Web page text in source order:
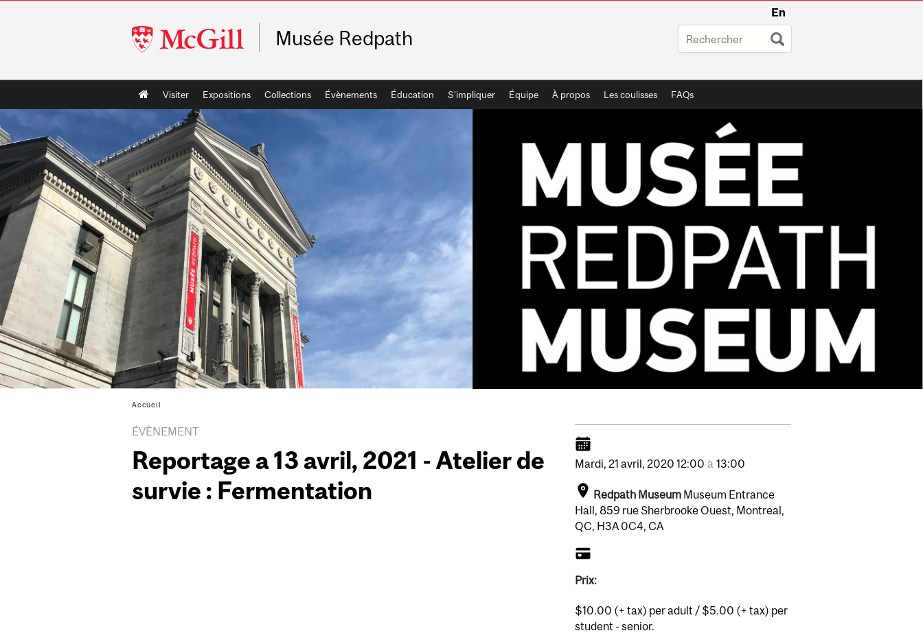
McGill
University
En
Musée Redpath
Main
navigation
Visiter Expositions Collections Évènements Éducation S'impliquer Équipe À propos Les coulisses FAQs
Accueil
ÉVÈNEMENT
Reportage a 13 avril, 2021 - Atelier de
survie : Fermentation
Mardi, 21 avril, 2020 12:00 à 13:00
Redpath Museum Museum Entrance
Hall, 859 rue Sherbrooke Ouest, Montreal,
QC, H3A 0C4, CA
Prix:
$10.00 (+ tax) per adult / $5.00 (+ tax) per
student - senior.